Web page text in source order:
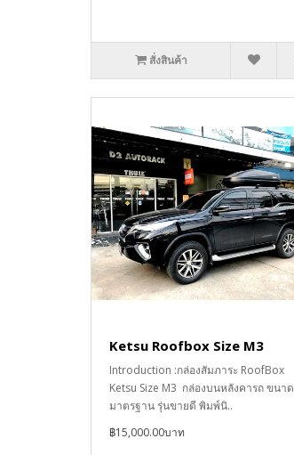
สั่งสินค้า
Ketsu Roofbox Size M3
Introduction :กล่องสัมภาระ RoofBox
Ketsu Size M3 กล่องบนหลังคารถ ขนาด
มาตรฐาน รุ่นขายดี พิมพ์นิ..
฿15,000.00บาท